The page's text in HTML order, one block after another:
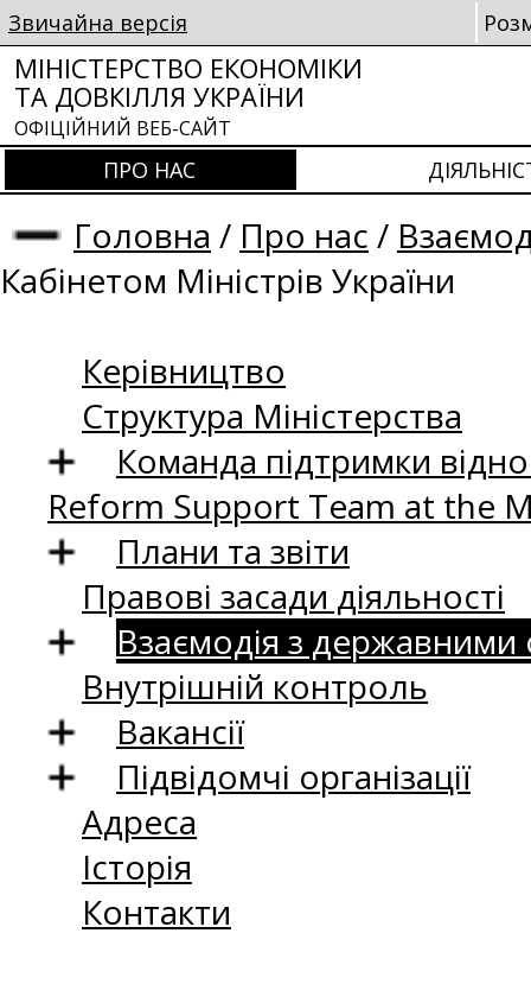
Звичайна версія
МІНІСТЕРСТВО ЕКОНОМІКИ
ТА ДОВКІЛЛЯ УКРАЇНИ
ОФІЦІЙНИЙ ВЕБ-САЙТ
ПРО НАС
Головна / Про нас /
Кабінетом Міністрів України
Керівництво
Структура Міністерства
Команда підтримки
Reform Support Team at the
Плани та звіти
Правові засади діяльності
Взаємодія з
Внутрішній контроль
Вакансії
Підвідомчі організації
Адреса
Історія
Контакти